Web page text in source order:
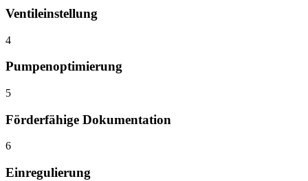
Ventileinstellung
4
Pumpenoptimierung
5
Förderfähige Dokumentation
6
Einregulierung